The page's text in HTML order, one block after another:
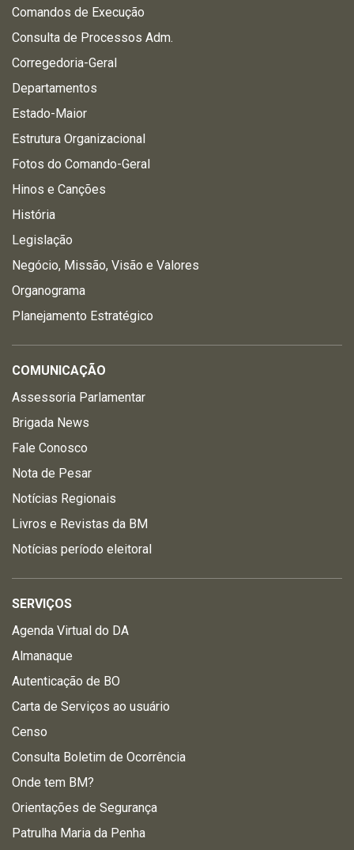
Comandos de Execução
Consulta de Processos Adm.
Corregedoria-Geral
Departamentos
Estado-Maior
Estrutura Organizacional
Fotos do Comando-Geral
Hinos e Canções
História
Legislação
Negócio, Missão, Visão e Valores
Organograma
Planejamento Estratégico
COMUNICAÇÃO
Assessoria Parlamentar
Brigada News
Fale Conosco
Nota de Pesar
Notícias Regionais
Livros e Revistas da BM
Notícias período eleitoral
SERVIÇOS
Agenda Virtual do DA
Almanaque
Autenticação de BO
Carta de Serviços ao usuário
Censo
Consulta Boletim de Ocorrência
Onde tem BM?
Orientações de Segurança
Patrulha Maria da Penha